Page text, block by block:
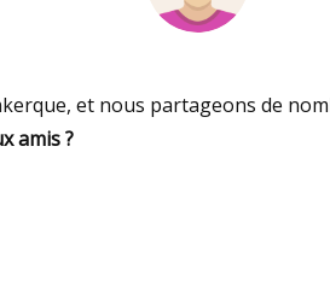
et nous partageons de
amis ?